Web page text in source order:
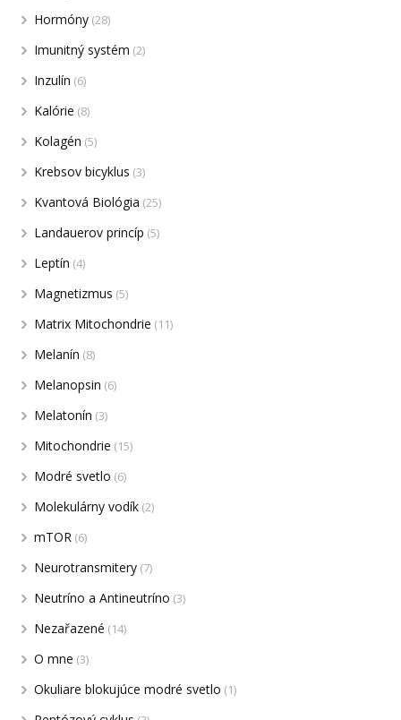
Hormóny (28)
Imunitný systém (2)
Inzulín (6)
Kalórie (8)
Kolagén (5)
Krebsov bicyklus (3)
Kvantová Biológia (25)
Landauerov princíp (5)
Leptín (4)
Magnetizmus (5)
Matrix Mitochondrie (11)
Melanín (8)
Melanopsin (6)
Melatonín (3)
Mitochondrie (15)
Modré svetlo (6)
Molekulárny vodík (2)
mTOR (6)
Neurotransmitery (7)
Neutríno a Antineutríno (3)
Nezařazené (14)
O mne (3)
Okuliare blokujúce modré svetlo (1)